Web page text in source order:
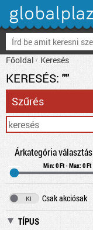
Főoldal Keresés
KERESÉS: ""
Szűrés
Árkategória választás
Min: 0 Ft - Max: 0 Ft
Csak akciósak
TÍPUS